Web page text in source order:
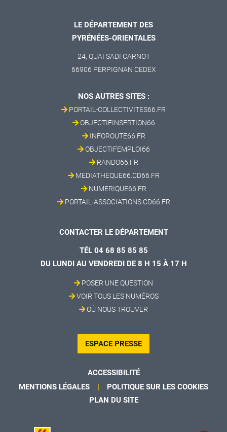
LE DÉPARTEMENT DES
PYRÉNÉES-ORIENTALES
24, QUAI SADI CARNOT
66906 PERPIGNAN CEDEX
NOS AUTRES SITES :
PORTAIL-COLLECTIVITES66.FR
OBJECTIFINSERTION66
INFOROUTE66.FR
OBJECTIFEMPLOI66
RANDO66.FR
MEDIATHEQUE66.CD66.FR
NUMERIQUE66.FR
PORTAIL-ASSOCIATIONS.CD66.FR
CONTACTER LE DÉPARTEMENT
TÉL 04 68 85 85 85
DU LUNDI AU VENDREDI DE 8 H 15 À 17 H
POSER UNE QUESTION
VOIR TOUS LES NUMÉROS
OÙ NOUS TROUVER
ESPACE PRESSE
ACCESSIBILITÉ
MENTIONS LÉGALES
POLITIQUE SUR LES COOKIES
PLAN DU SITE